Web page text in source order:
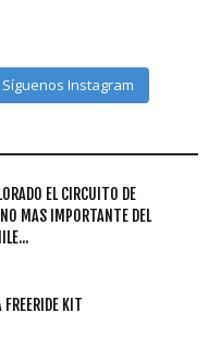
Síguenos Instagram
EL CIRCUITO DE
MAS IMPORTANTE DEL
KIT